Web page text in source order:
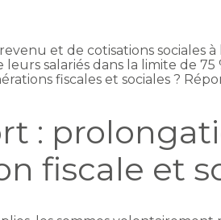
et de cotisations sociales à
salariés dans la limite de 75
fiscales et sociales ?
:
fiscale et